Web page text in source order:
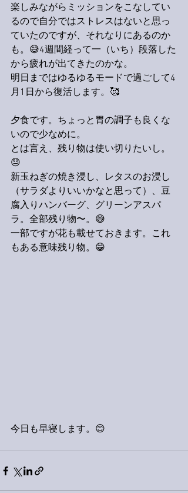
楽しみながらミッションをこなしてい
るので自分ではストレスはないと思っ
ていたのですが、それなりにあるのか
も。😅4週間経って一（いち）段落した
から疲れが出てきたのかな。
明日まではゆるゆるモードで過ごして4
月1日から復活します。🥰
夕食です。ちょっと胃の調子も良くな
いので少なめに。
とは言え、残り物は使い切りたいし。
😓
新玉ねぎの焼き浸し、レタスのお浸し
（サラダよりいいかなと思って）、豆
腐入りハンバーグ、グリーンアスパ
ラ。全部残り物〜。😅
一部ですが花も載せておきます。これ
もある意味残り物。😁
今日も早寝します。😊